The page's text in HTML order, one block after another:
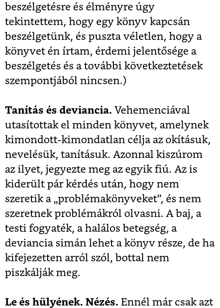
beszélgetésre és élményre úgy
tekintettem, hogy egy könyv kapcsán
beszélgetünk, és puszta véletlen, hogy a
könyvet én írtam, érdemi jelentősége a
beszélgetés és a további következtetések
szempontjából nincsen.)
Tanítás és deviancia. Vehemenciával
utasítottak el minden könyvet, amelynek
kimondott-kimondatlan célja az okításuk,
nevelésük, tanításuk. Azonnal kiszúrom
az ilyet, jegyezte meg az egyik fiú. Az is
kiderült pár kérdés után, hogy nem
szeretik a „problémakönyveket”, és nem
szeretnek problémákról olvasni. A baj, a
testi fogyaték, a halálos betegség, a
deviancia simán lehet a könyv része, de ha
kifejezetten arról szól, bottal nem
piszkálják meg.
Le és hülyének. Nézés. Ennél már csak azt